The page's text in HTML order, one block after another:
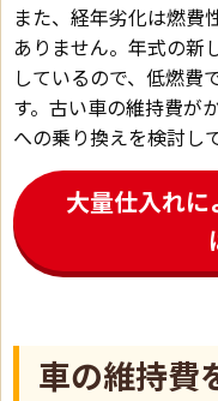
また、経年劣化は燃費
ありません。年式の新
しているので、低燃費
す。古い車の維持費が
への乗り換えを検討し
大量仕入れ
車の維持費